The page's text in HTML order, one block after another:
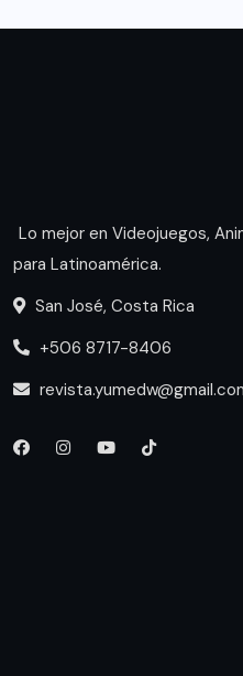
Lo mejor en Videojuegos,
para Latinoamérica.
San José, Costa Rica
+506 8717-8406